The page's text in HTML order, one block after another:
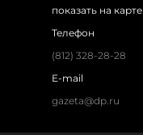
показать на карте
Телефон
(812) 328-28-28
E-mail
gazeta@dp.ru